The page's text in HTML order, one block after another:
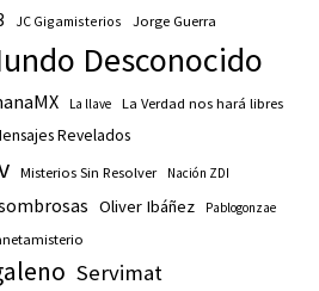
JC Gigamisterios Jorge Guerra
Desconocido
La llave La Verdad nos hará libres
Revelados
Misterios Sin Resolver Nación ZDI
Oliver Ibáñez Pablogonzae
Servimat